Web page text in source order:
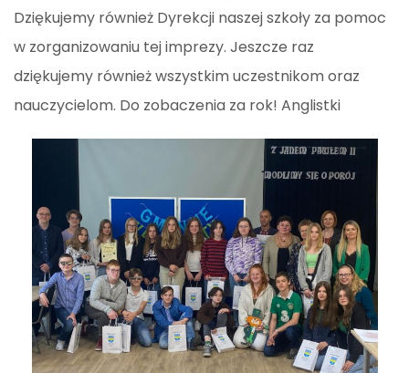
Dziękujemy również Dyrekcji naszej szkoły za pomoc
w zorganizowaniu tej imprezy. Jeszcze raz
dziękujemy również wszystkim uczestnikom oraz
nauczycielom. Do zobaczenia za rok! Anglistki